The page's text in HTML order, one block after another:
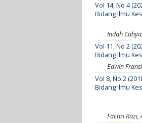
Vol 14, No 4
Bidang Ilmu
Indah
Vol 11, No 2
Bidang Ilmu
Edwin
Vol 8, No 2
Bidang Ilmu
Fachri Razi,